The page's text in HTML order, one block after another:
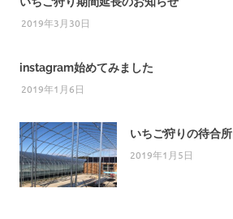
2019年3月30日
instagram始めてみました
2019年1月6日
いちご狩りの待合所
2019年1月5日